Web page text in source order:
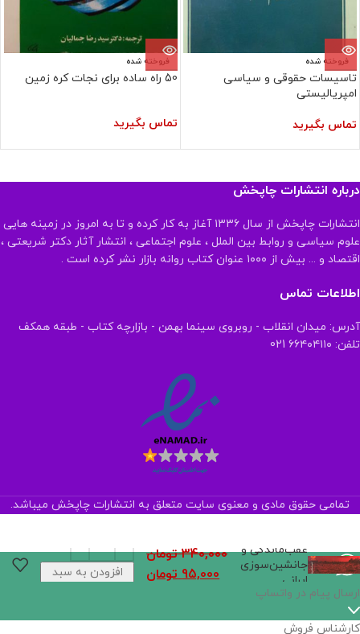
فروخته شده
تاسیسات حقوقی و سیاسی
امپریالیستی
تماس بگیرید
فروخته شده
50 راه ساده برای نجات کره زمین
تماس بگیرید
درباره انتشارات چاپخش
انتشارات چاپخش از سال ۱۳۳۶ آغاز به کار کرده و تا به امروز در زمینه هایی
علوم سیاسی و روابط بین الملل ، علوم اجتماعی ، انتشار آثار دکتر شریعتی ،
اقتصاد و ... بیش از ۱۰۰۰ عنوان کتاب روانه بازار نشر کرده است .
اطلاعات تماس
آدرس: میدان انقلاب - روبروی سینما بهمن - بازارچه کتاب - طبقه همکف
تلفن: ۶۶۴۰۴۱۱۰ 021
تمامی حقوق مادی و معنوی سایت متعلق به انتشارات چاپخش میباشد.
عقب‌ماندگی و
جانشین‌سوزی
ایرانی
340,000 تومان
95,000 تومان
افزودن به سبد